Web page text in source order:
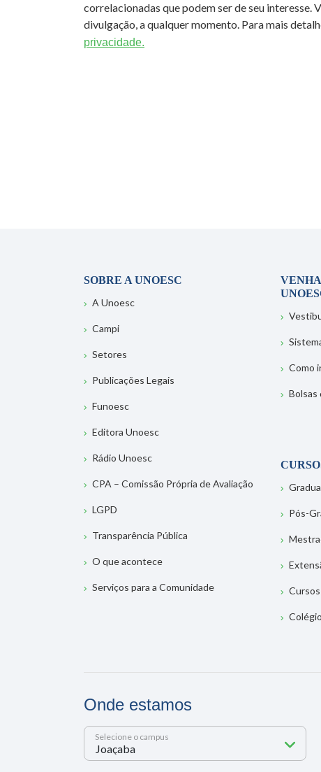
correlacionadas que podem ser de seu interesse.
divulgação, a qualquer momento. Para mais
privacidade.
SOBRE A UNOESC
A Unoesc
Campi
Setores
Publicações Legais
Funoesc
Editora Unoesc
Rádio Unoesc
CPA – Comissão Própria de Avaliação
LGPD
Transparência Pública
O que acontece
Serviços para a Comunidade
Como
Bolsas
Pós-
Onde estamos
Selecione o campus